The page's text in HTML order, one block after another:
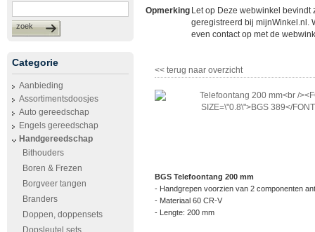
zoek
Categorie
Aanbieding
Assortimentsdoosjes
Auto gereedschap
Engels gereedschap
Handgereedschap
Bithouders
Boren & Frezen
Borgveer tangen
Branders
Doppen, doppensets
Dopsleutel sets
Opmerking Let op Deze webwinkel
geregistreerd bij mijnWinkel.nl.
even contact op met de
<< terug naar overzicht
BGS Telefoontang 200 mm
- Handgrepen voorzien van 2 componenten
- Materiaal 60 CR-V
- Lengte: 200 mm